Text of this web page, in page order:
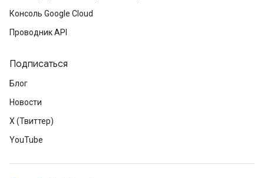
Консоль Google Cloud
Проводник API
Подписаться
Блог
Новости
X (Твиттер)
YouTube